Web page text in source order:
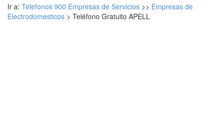
Ir a: Télefonos 900 Empresas de Servicios >> Empresas de
Electrodomesticos > Teléfono Gratuito APELL